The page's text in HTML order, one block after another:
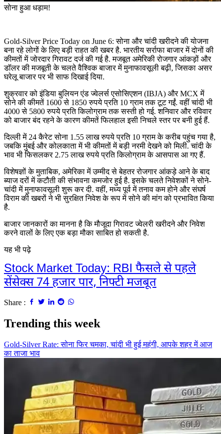
सोना हुआ धड़ाम!
Gold-Silver Price Today on June 6: सोना और चांदी खरीदने की योजना
बना रहे लोगों के लिए बड़ी राहत की खबर है. भारतीय सर्राफा बाजार में दोनों की
कीमतों में जोरदार गिरावट दर्ज की गई है. मजबूत अमेरिकी रोजगार आंकड़ों और
डॉलर की मजबूती के चलते वैश्विक बाजार में मुनाफावसूली बढ़ी, जिसका असर
घरेलू बाजार पर भी साफ दिखाई दिया.
शुक्रवार को इंडिया बुलियन एंड ज्वेलर्स एसोसिएशन (IBJA) और MCX में
सोने की कीमतें 1600 से 1850 रुपये प्रति 10 ग्राम तक टूट गईं. वहीं चांदी भी
4000 से 5800 रुपये प्रति किलोग्राम तक सस्ती हो गई. शनिवार और रविवार
को बाजार बंद रहने के कारण कीमतें फिलहाल इसी निचले स्तर पर बनी हुई हैं.
दिल्ली में 24 कैरेट सोना 1.55 लाख रुपये प्रति 10 ग्राम के करीब पहुंच गया है,
जबकि मुंबई और कोलकाता में भी कीमतों में बड़ी नरमी देखने को मिली. चांदी के
भाव भी फिसलकर 2.75 लाख रुपये प्रति किलोग्राम के आसपास आ गए हैं.
विशेषज्ञों के मुताबिक, अमेरिका में उम्मीद से बेहतर रोजगार आंकड़े आने के बाद
ब्याज दरों में कटौती की संभावना कमजोर हुई है. इसके चलते निवेशकों ने सोने-
चांदी में मुनाफावसूली शुरू कर दी. वहीं, मध्य पूर्व में तनाव कम होने और संघर्ष
विराम की खबरों ने भी सुरक्षित निवेश के रूप में सोने की मांग को प्रभावित किया
है.
बाजार जानकारों का मानना है कि मौजूदा गिरावट ज्वेलरी खरीदने और निवेश
करने वालों के लिए एक बड़ा मौका साबित हो सकती है.
यह भी पढ़े
Stock Market Today: RBI फैसले से पहले
सेंसेक्स 74 हजार पार, निफ्टी मजबूत
Share :
Trending this week
Gold-Silver Rate: सोना फिर चमका, चांदी भी हुई महंगी, आपके शहर में आज
का ताजा भाव